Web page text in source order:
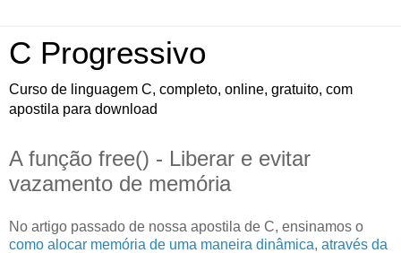
C Progressivo
Curso de linguagem C, completo, online, gratuito, com
apostila para download
A função free() - Liberar e evitar
vazamento de memória
No artigo passado de nossa apostila de C, ensinamos o
como alocar memória de uma maneira dinâmica, através da